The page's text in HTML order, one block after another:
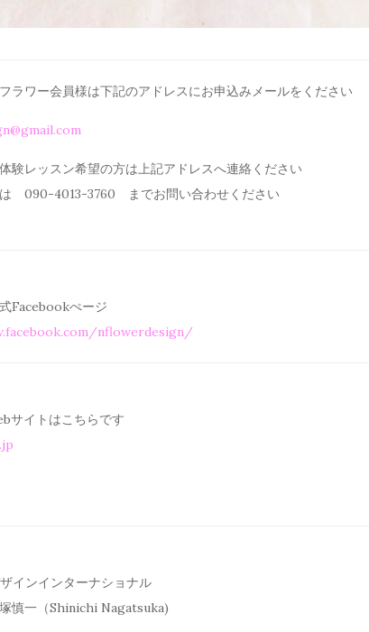
ラワー会員様は下記のアドレスにお申込みメールを ください
験レッスン希望の方は上記アドレスへ連絡ください
は 090-4013-3760 までお問い合わせください
Facebookぺージ
nflowerdesign/
サイトはこちらです
インインターナショナル
慎一（Shinichi Nagatsuka)